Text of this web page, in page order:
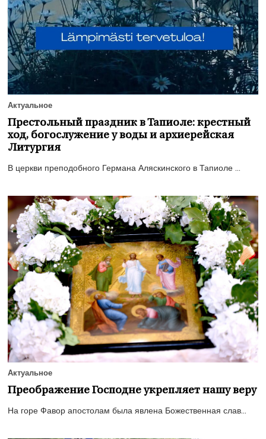
Актуальное
Престольный праздник в Тапиоле: крестный
ход, богослужение у воды и архиерейская
Литургия
В церкви преподобного Германа Аляскинского в Тапиоле ...
Актуальное
Преображение Господне укрепляет нашу веру
На горе Фавор апостолам была явлена Божественная слав...